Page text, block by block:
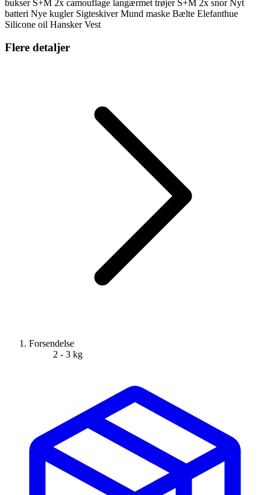
bukser S+M 2x camouflage langærmet trøjer S+M 2x snor Nyt
batteri Nye kugler Sigteskiver Mund maske Bælte Elefanthue
Silicone oil Hansker Vest
Flere detaljer
Forsendelse
2 - 3 kg